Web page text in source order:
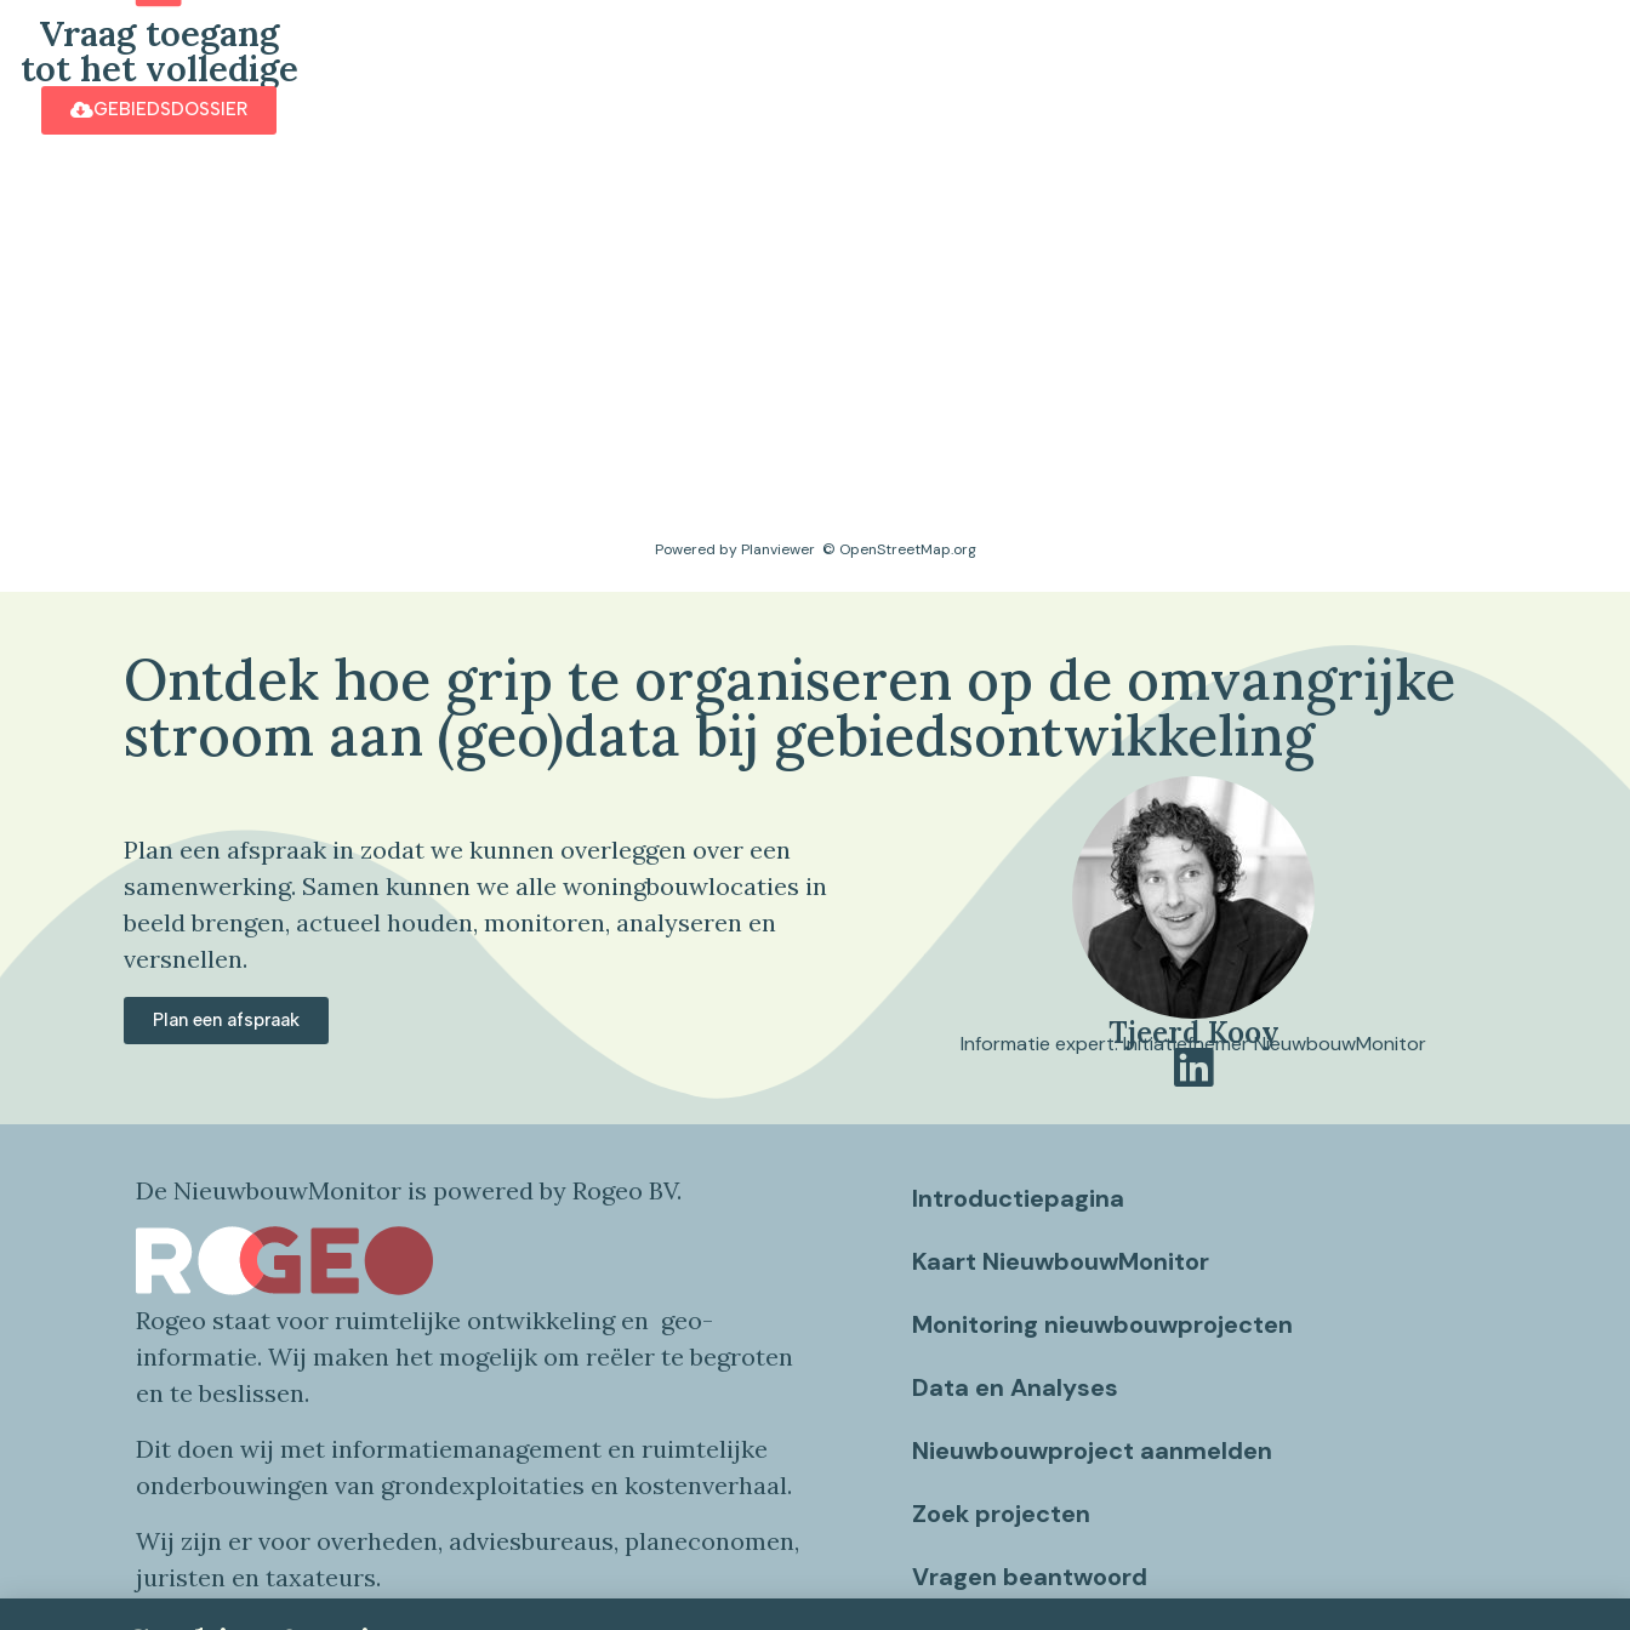
Vraag toegang
tot het volledige
GEBIEDSDOSSIER
Powered by Planviewer© OpenStreetMap.org
Ontdek hoe grip te organiseren op de omvangrijke
stroom aan (geo)data bij gebiedsontwikkeling
Plan een afspraak in zodat we kunnen overleggen over een
samenwerking. Samen kunnen we alle woningbouwlocaties in
beeld brengen, actueel houden, monitoren, analyseren en
versnellen.
Plan een afspraak Tjeerd Kooy
Informatie expert. Initiatiefnemer NieuwbouwMonitor
De NieuwbouwMonitor is powered by Rogeo BV.
Rogeo staat voor ruimtelijke ontwikkeling en geo-
informatie. Wij maken het mogelijk om reëler te begroten
en te beslissen.
Dit doen wij met informatiemanagement en ruimtelijke
onderbouwingen van grondexploitaties en kostenverhaal.
Wij zijn er voor overheden, adviesbureaus, planeconomen,
juristen en taxateurs.
Introductiepagina
Kaart NieuwbouwMonitor
Monitoring nieuwbouwprojecten
Data en Analyses
Nieuwbouwproject aanmelden
Zoek projecten
Vragen beantwoord